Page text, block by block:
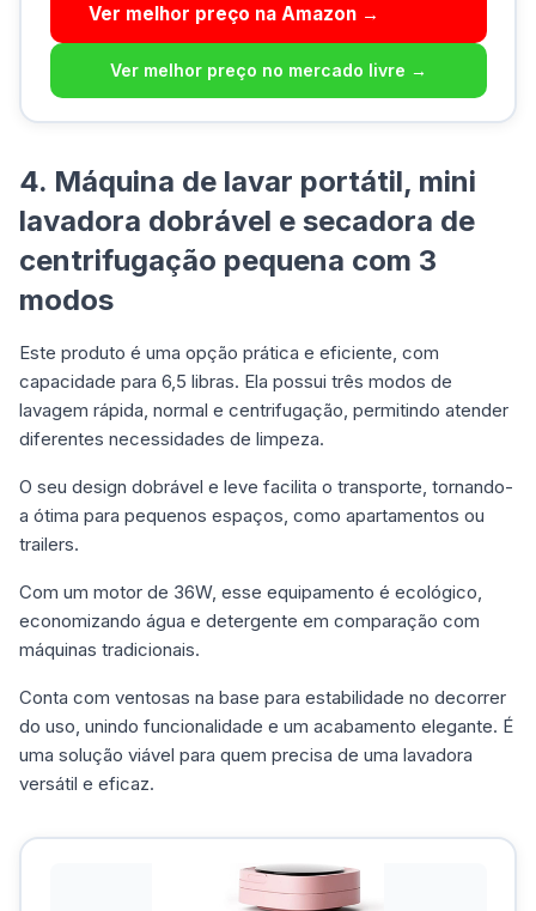
Ver melhor preço na Amazon →
Ver melhor preço no mercado livre →
4. Máquina de lavar portátil, mini
lavadora dobrável e secadora de
centrifugação pequena com 3
modos
Este produto é uma opção prática e eficiente, com
capacidade para 6,5 libras. Ela possui três modos de
lavagem rápida, normal e centrifugação, permitindo atender
diferentes necessidades de limpeza.
O seu design dobrável e leve facilita o transporte, tornando-
a ótima para pequenos espaços, como apartamentos ou
trailers.
Com um motor de 36W, esse equipamento é ecológico,
economizando água e detergente em comparação com
máquinas tradicionais.
Conta com ventosas na base para estabilidade no decorrer
do uso, unindo funcionalidade e um acabamento elegante. É
uma solução viável para quem precisa de uma lavadora
versátil e eficaz.